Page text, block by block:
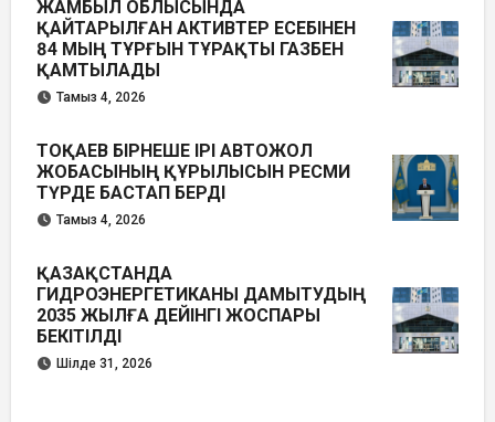
ЖАМБЫЛ ОБЛЫСЫНДА
ҚАЙТАРЫЛҒАН АКТИВТЕР ЕСЕБІНЕН
84 МЫҢ ТҰРҒЫН ТҰРАҚТЫ ГАЗБЕН
ҚАМТЫЛАДЫ
Тамыз 4, 2026
ТОҚАЕВ БІРНЕШЕ ІРІ АВТОЖОЛ
ЖОБАСЫНЫҢ ҚҰРЫЛЫСЫН РЕСМИ
ТҮРДЕ БАСТАП БЕРДІ
Тамыз 4, 2026
ҚАЗАҚСТАНДА
ГИДРОЭНЕРГЕТИКАНЫ ДАМЫТУДЫҢ
2035 ЖЫЛҒА ДЕЙІНГІ ЖОСПАРЫ
БЕКІТІЛДІ
Шілде 31, 2026